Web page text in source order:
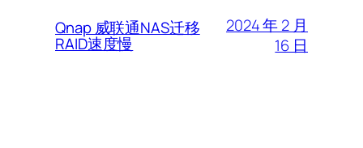
Qnap 威联通NAS迁移
RAID速度慢
2024 年 2 月
16 日